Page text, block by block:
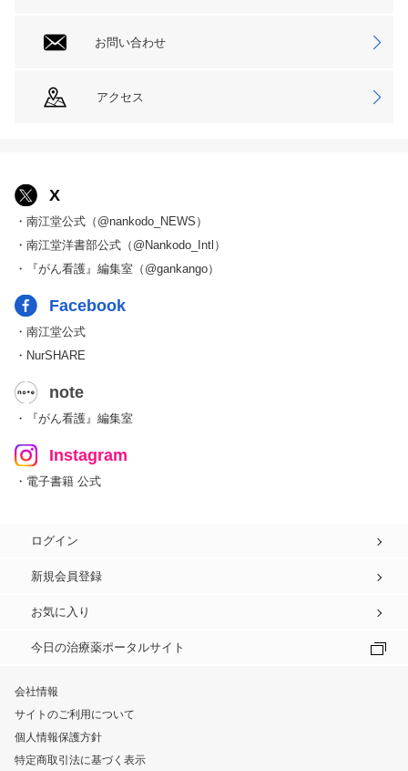
お問い合わせ
アクセス
X
・南江堂公式（@nankodo_NEWS）
・南江堂洋書部公式（@Nankodo_Intl）
・『がん看護』編集室（@gankango）
Facebook
・南江堂公式
・NurSHARE
note
・『がん看護』編集室
Instagram
・電子書籍 公式
ログイン
新規会員登録
お気に入り
今日の治療薬ポータルサイト
会社情報
サイトのご利用について
個人情報保護方針
特定商取引法に基づく表示